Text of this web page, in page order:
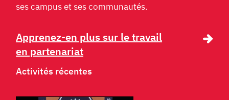
ses campus et ses communautés.
Apprenez-en plus sur le travail
en partenariat
Activités récentes